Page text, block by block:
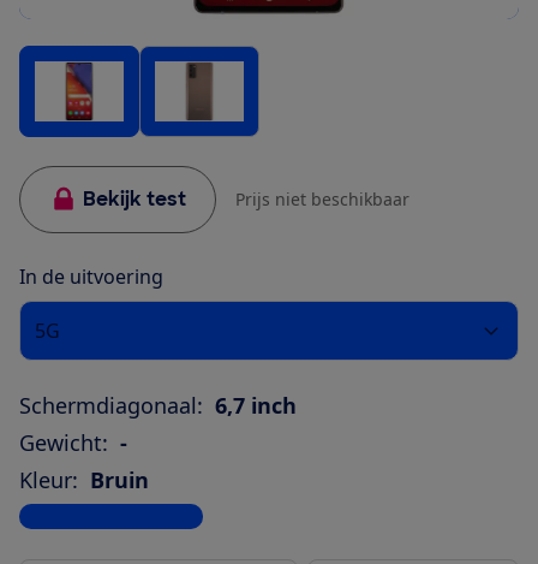
Bekijk test Prijs niet beschikbaar
In de uitvoering
5G
Schermdiagonaal: 6,7 inch
Gewicht: -
Kleur: Bruin
Bekijk alle specificaties